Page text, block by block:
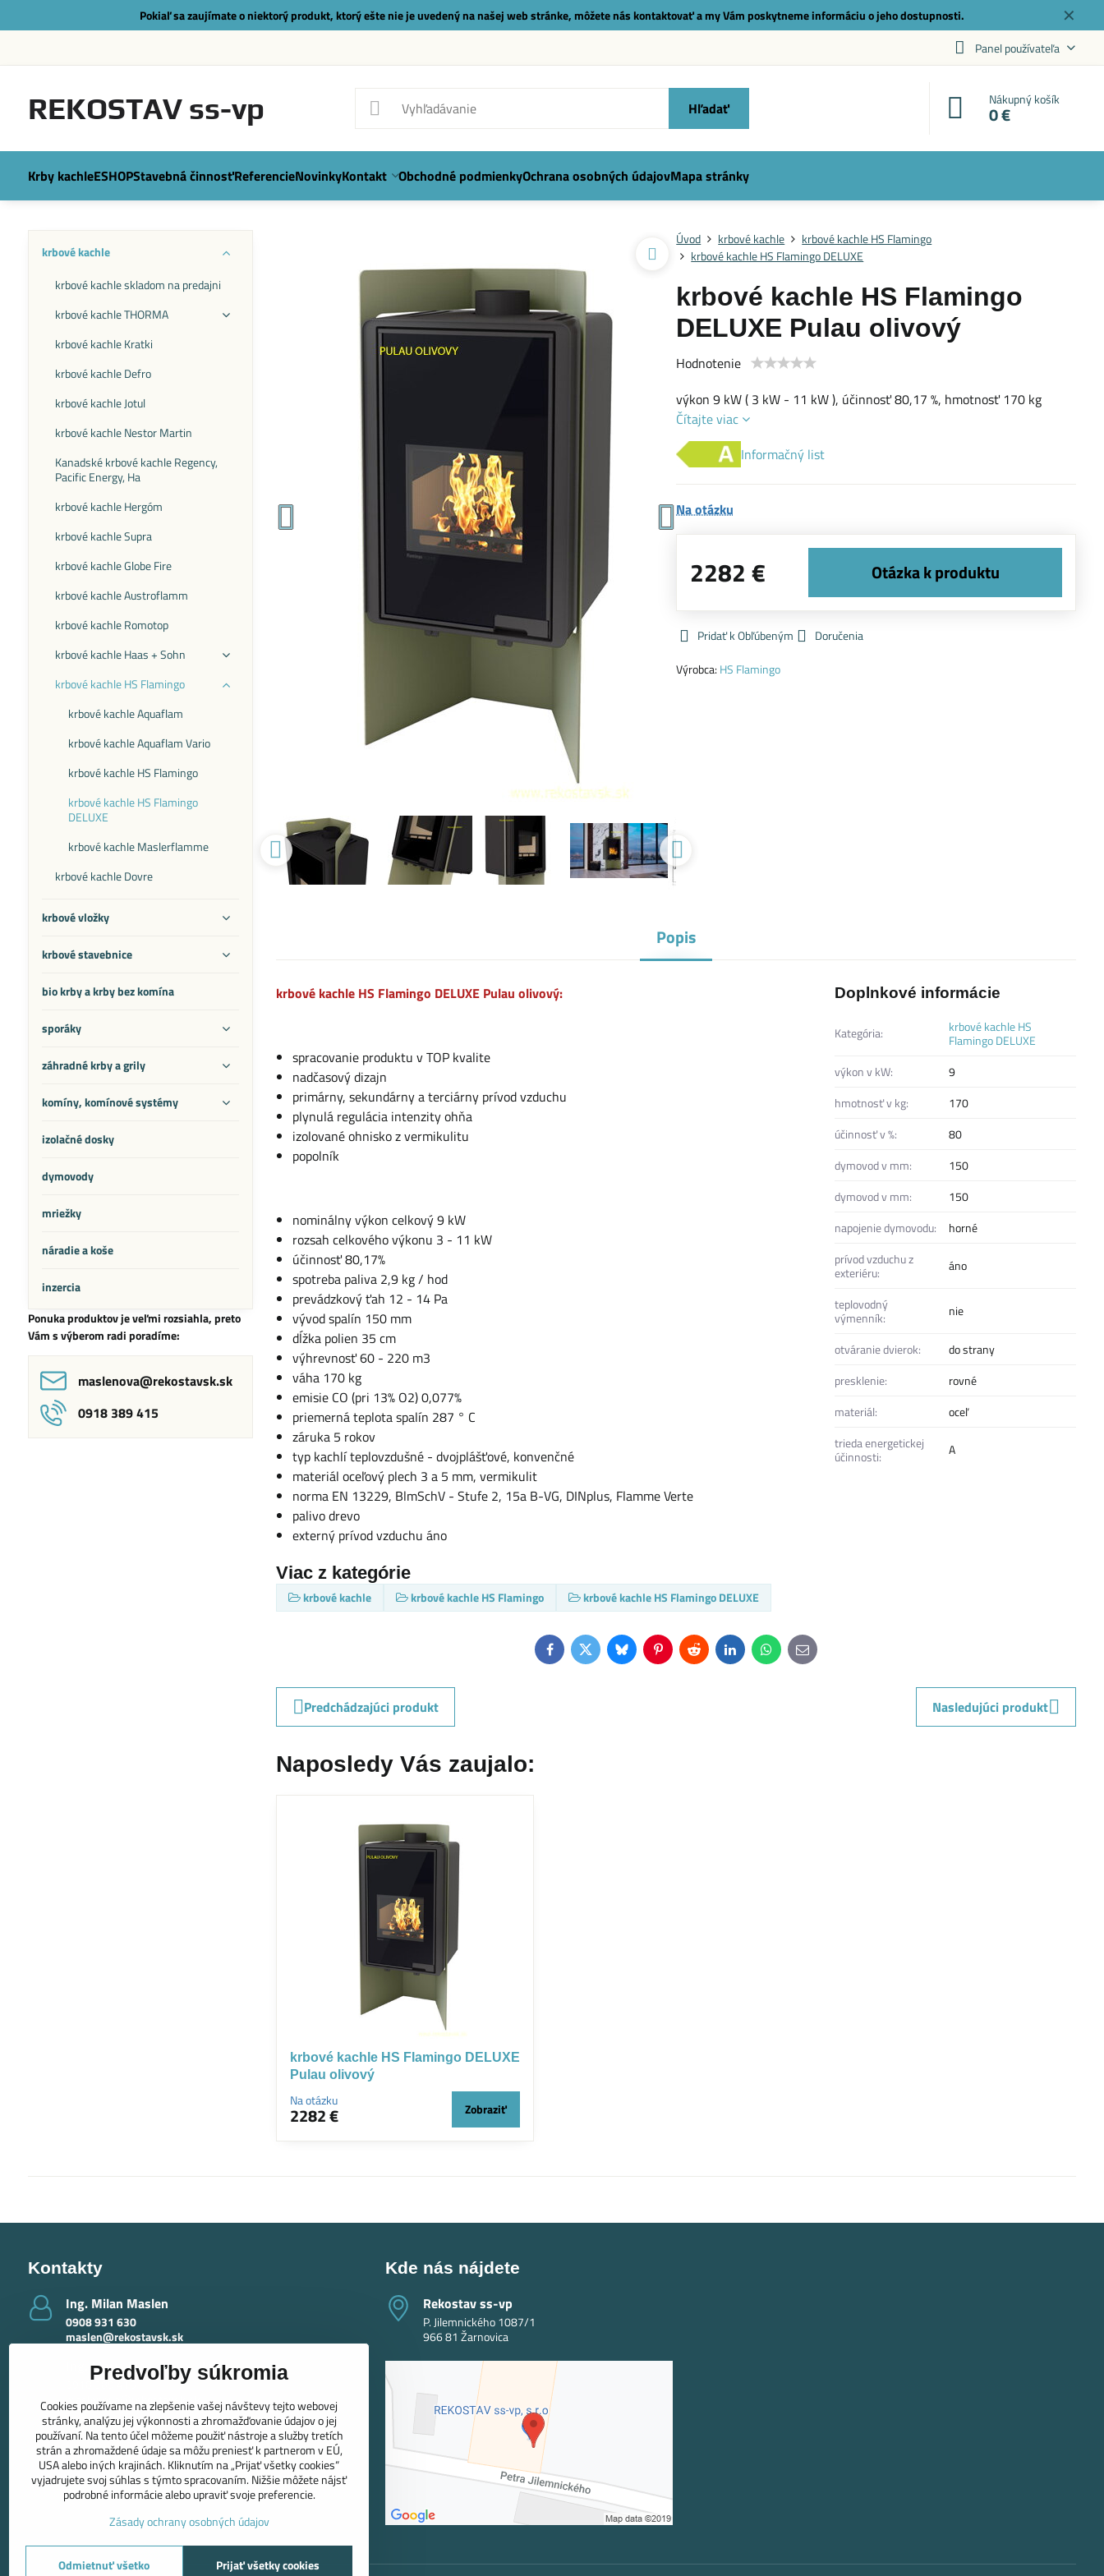
✕
Pokiaľ sa zaujímate o niektorý produkt, ktorý ešte nie je uvedený na našej web stránke, môžete nás kontaktovaťa my Vám poskytneme informáciu o jeho dostupnosti.
Panel používateľa
REKOSTAV ss-vp Hľadať Nákupný košík
0 €
Krby kachleESHOPStavebná činnosťReferencieNovinkyKontakt Obchodné podmienkyOchrana osobných údajovMapa stránky
Úvod krbové kachle
krbové kachle HS Flamingo
krbové kachle HS Flamingo DELUXE
krbové kachle HS Flamingo
DELUXE Pulau olivový
Hodnotenie
výkon 9 kW ( 3 kW - 11 kW ), účinnosť 80,17 %, hmotnosť 170 kg
Čítajte viac
Informačný list
Na otázku
2282 €
Pridať k Obľúbeným
Doručenia
Výrobca: HS Flamingo
Popis
krbové kachle HS Flamingo DELUXE Pulau olivový:
spracovanie produktu v TOP kvalite
nadčasový dizajn
primárny, sekundárny a terciárny prívod vzduchu
plynulá regulácia intenzity ohňa
izolované ohnisko z vermikulitu
popolník
nominálny výkon celkový 9 kW
rozsah celkového výkonu 3 - 11 kW
účinnosť 80,17%
spotreba paliva 2,9 kg / hod
prevádzkový ťah 12 - 14 Pa
vývod spalín 150 mm
dĺžka polien 35 cm
výhrevnosť 60 - 220 m3
váha 170 kg
emisie CO (pri 13% O2) 0,077%
priemerná teplota spalín 287 ° C
záruka 5 rokov
typ kachlí teplovzdušné - dvojplášťové, konvenčné
materiál oceľový plech 3 a 5 mm, vermikulit
norma EN 13229, BlmSchV - Stufe 2, 15a B-VG, DINplus, Flamme Verte
palivo drevo
externý prívod vzduchu áno
Viac z kategórie
krbové kachle krbové kachle HS Flamingo krbové kachle HS Flamingo DELUXE
Doplnkové informácie
Kategória:
krbové kachle HS
Flamingo DELUXE
výkon v kW:
9
hmotnosť v kg:
170
účinnosť v %:
80
dymovod v mm:
150
dymovod v mm:
150
napojenie dymovodu:
horné
prívod vzduchu z
exteriéru:
áno
teplovodný
výmenník:
nie
otváranie dvierok:
do strany
presklenie:
rovné
materiál:
oceľ
trieda energetickej
účinnosti:
A
FacebookTwitterBlueskyPinterestRedditLinkedInWhatsApp
E-
mail
Predchádzajúci produkt
Nasledujúci produkt
Naposledy Vás zaujalo:
krbové kachle HS Flamingo DELUXE
Pulau olivový
Na otázku
2282 € Zobraziť
krbové kachle
krbové kachle skladom na predajni
krbové kachle THORMA
krbové kachle Kratki
krbové kachle Defro
krbové kachle Jotul
krbové kachle Nestor Martin
Kanadské krbové kachle Regency,
Pacific Energy, Ha
krbové kachle Hergóm
krbové kachle Supra
krbové kachle Globe Fire
krbové kachle Austroflamm
krbové kachle Romotop
krbové kachle Haas + Sohn
krbové kachle HS Flamingo
krbové kachle Aquaflam
krbové kachle Aquaflam Vario
krbové kachle HS Flamingo
krbové kachle HS Flamingo
DELUXE
krbové kachle Maslerflamme
krbové kachle Dovre
krbové vložky
krbové stavebnice
bio krby a krby bez komína
sporáky
záhradné krby a grily
komíny, komínové systémy
izolačné dosky
dymovody
mriežky
náradie a koše
inzercia
Ponuka produktov je veľmi rozsiahla, preto
Vám s výberom radi poradíme:
maslenova​@rekostavsk​.sk
0918 389 415
Kontakty
Ing​. Milan Maslen
0908 931 630
maslen@rekostavsk.sk
Ing​. Mária Maslenová - krby
0918 389 415
maslenova@rekostavsk.sk
Kde nás nájdete
Rekostav ss-vp
P. Jilemnického 1087/1
966 81 Žarnovica
Predvoľby súkromia
Cookies používame na zlepšenie vašej návštevy tejto webovej
stránky, analýzu jej výkonnosti a zhromažďovanie údajov o jej
používaní. Na tento účel môžeme použiť nástroje a služby tretích
strán a zhromaždené údaje sa môžu preniesť k partnerom v EÚ,
USA alebo iných krajinách. Kliknutím na „Prijať všetky cookies“
vyjadrujete svoj súhlas s týmto spracovaním. Nižšie môžete nájsť
podrobné informácie alebo upraviť svoje preferencie.
Zásady ochrany osobných údajov
Prijať všetky cookies
Odmietnuť všetko